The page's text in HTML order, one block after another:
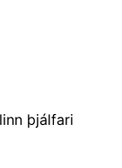
þjálfari